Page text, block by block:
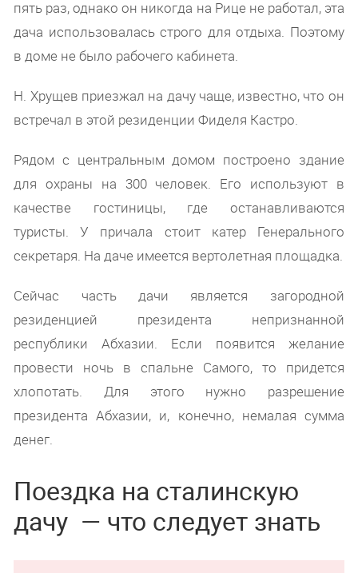
пять раз, однако он никогда на Рице не работал, эта
дача использовалась строго для отдыха. Поэтому
в доме не было рабочего кабинета.
Н. Хрущев приезжал на дачу чаще, известно, что он
встречал в этой резиденции Фиделя Кастро.
Рядом с центральным домом построено здание
для охраны на 300 человек. Его используют в
качестве гостиницы, где останавливаются
туристы. У причала стоит катер Генерального
секретаря. На даче имеется вертолетная площадка.
Сейчас часть дачи является загородной
резиденцией президента непризнанной
республики Абхазии. Если появится желание
провести ночь в спальне Самого, то придется
хлопотать. Для этого нужно разрешение
президента Абхазии, и, конечно, немалая сумма
денег.
Поездка на сталинскую
дачу — что следует знать